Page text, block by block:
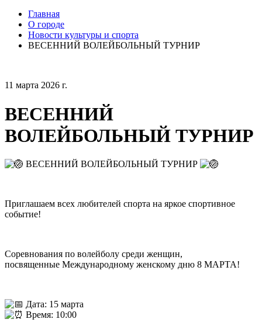
Главная
О городе
Новости культуры и спорта
ВЕСЕННИЙ ВОЛЕЙБОЛЬНЫЙ ТУРНИР
11 марта 2026 г.
ВЕСЕННИЙ
ВОЛЕЙБОЛЬНЫЙ ТУРНИР
ВЕСЕННИЙ ВОЛЕЙБОЛЬНЫЙ ТУРНИР
Приглашаем всех любителей спорта на яркое спортивное
событие!
Соревнования по волейболу среди женщин,
посвященные Международному женскому дню 8 МАРТА!
Дата: 15 марта
Время: 10:00